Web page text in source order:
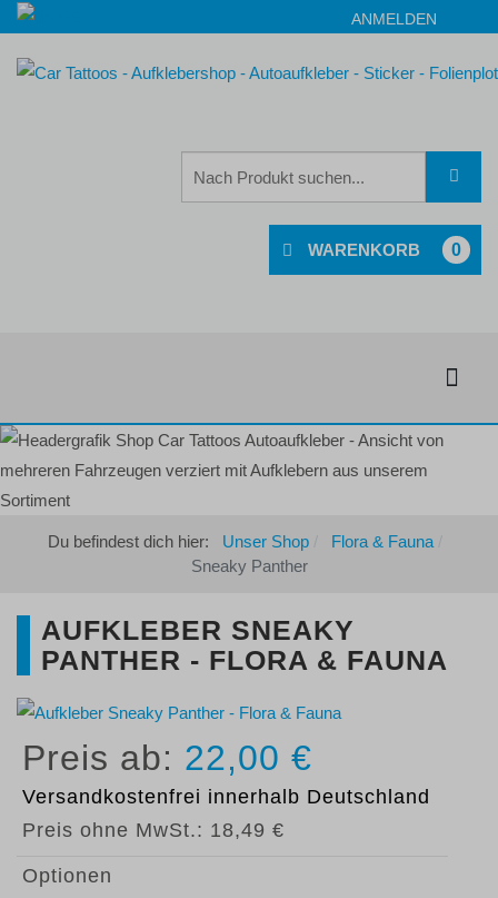
ANMELDEN
0
Du befindest dich hier: Unser Shop
Flora & Fauna
Sneaky Panther
AUFKLEBER SNEAKY
PANTHER - FLORA & FAUNA
22,00 €
Versandkostenfrei innerhalb Deutschland
Preis ohne MwSt.: 18,49 €
Optionen